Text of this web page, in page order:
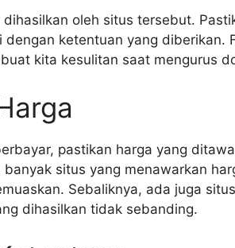
oleh situs tersebut.
ketentuan yang diberikan.
kita kesulitan saat mengurus
pastikan harga yang
situs yang menawarkan
Sebaliknya, ada juga
dihasilkan tidak sebanding.